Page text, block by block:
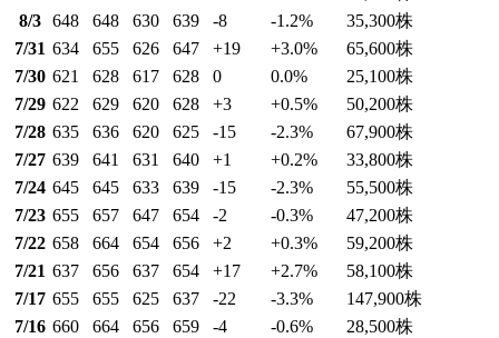
8/3 648 648 630 639 -8 -1.2% 35,300株
7/31 634 655 626 647 +19 +3.0% 65,600株
7/30 621 628 617 628 0 0.0% 25,100株
7/29 622 629 620 628 +3 +0.5% 50,200株
7/28 635 636 620 625 -15 -2.3% 67,900株
7/27 639 641 631 640 +1 +0.2% 33,800株
7/24 645 645 633 639 -15 -2.3% 55,500株
7/23 655 657 647 654 -2 -0.3% 47,200株
7/22 658 664 654 656 +2 +0.3% 59,200株
7/21 637 656 637 654 +17 +2.7% 58,100株
7/17 655 655 625 637 -22 -3.3% 147,900株
7/16 660 664 656 659 -4 -0.6% 28,500株